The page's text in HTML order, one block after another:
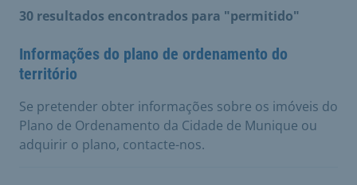
30 resultados encontrados para "permitido"
Informações do plano de ordenamento do
território
Se pretender obter informações sobre os imóveis do
Plano de Ordenamento da Cidade de Munique ou
adquirir o plano, contacte-nos.